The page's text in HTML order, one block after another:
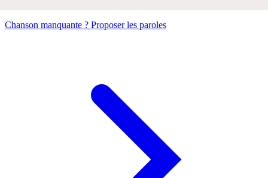
Chanson manquante ? Proposer les paroles